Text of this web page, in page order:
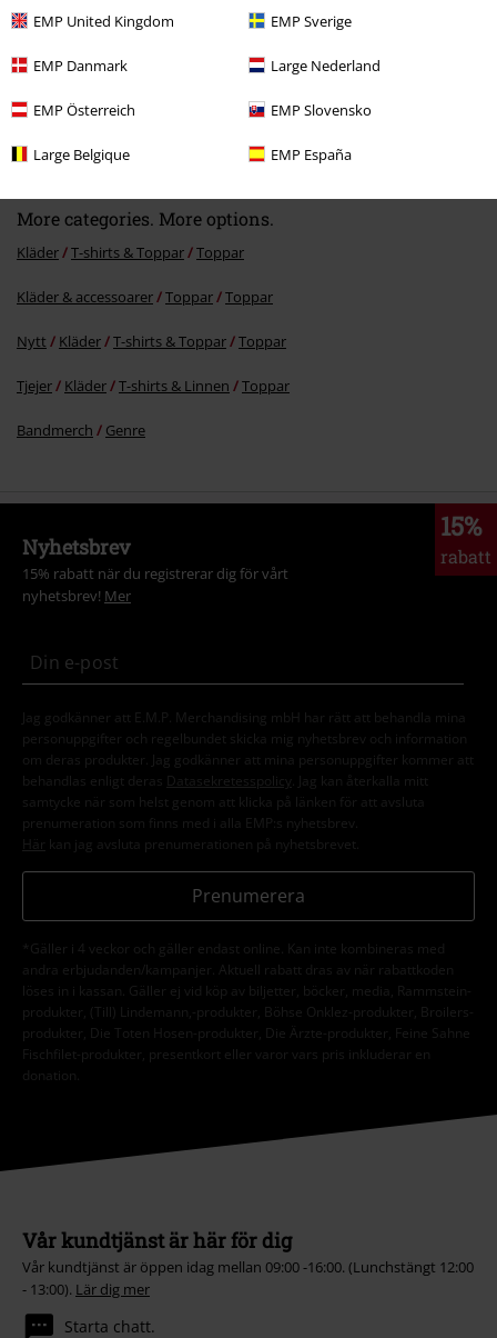
EMP United Kingdom EMP Sverige
EMP Danmark Large Nederland
EMP Österreich EMP Slovensko
Large Belgique EMP España
%
More categories. More options.
Kläder T-shirts & Toppar Toppar
Kläder & accessoarer Toppar Toppar
Nytt Kläder T-shirts & Toppar Toppar
Tjejer Kläder T-shirts & Linnen Toppar
Bandmerch Genre
15%
rabatt
Nyhetsbrev
15% rabatt när du registrerar dig för vårt
nyhetsbrev! Mer
Jag godkänner att E.M.P. Merchandising mbH har rätt att behandla mina
personuppgifter och regelbundet skicka mig nyhetsbrev och information
om deras produkter. Jag godkänner att mina personuppgifter kommer att
behandlas enligt deras
Datasekretesspolicy
. Jag kan återkalla mitt
samtycke när som helst genom att klicka på länken för att avsluta
prenumeration som finns med i alla EMP:s nyhetsbrev.
Här kan jag avsluta prenumerationen på nyhetsbrevet.
Prenumerera
*Gäller i 4 veckor och gäller endast online. Kan inte kombineras med
andra erbjudanden/kampanjer. Aktuell rabatt dras av när rabattkoden
löses in i kassan. Gäller ej vid köp av biljetter, böcker, media, Rammstein-
produkter, (Till) Lindemann,-produkter, Böhse Onklez-produkter, Broilers-
produkter, Die Toten Hosen-produkter, Die Ärzte-produkter, Feine Sahne
Fischfilet-produkter, presentkort eller varor vars pris inkluderar en
donation.
Vår kundtjänst är här för dig
Vår kundtjänst är öppen idag mellan 09:00 -16:00. (Lunchstängt 12:00
- 13:00). Lär dig mer
Starta chatt.